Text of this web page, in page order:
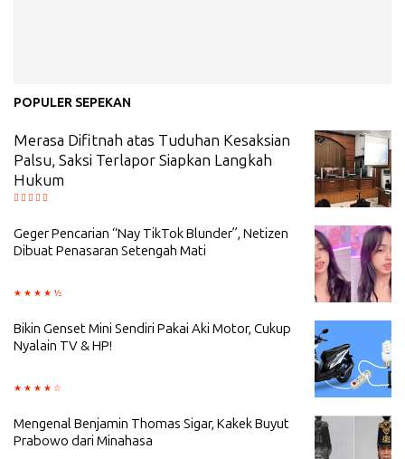
POPULER SEPEKAN
Merasa Difitnah atas Tuduhan Kesaksian
Palsu, Saksi Terlapor Siapkan Langkah
Hukum
Geger Pencarian “Nay TikTok Blunder”, Netizen
Dibuat Penasaran Setengah Mati
Bikin Genset Mini Sendiri Pakai Aki Motor, Cukup
Nyalain TV & HP!
Mengenal Benjamin Thomas Sigar, Kakek Buyut
Prabowo dari Minahasa